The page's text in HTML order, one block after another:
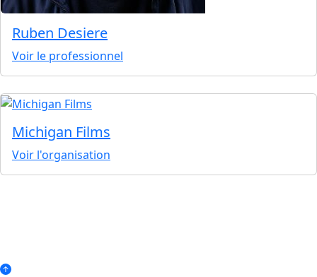
Ruben Desiere
Voir le professionnel
Michigan Films
Voir l'organisation